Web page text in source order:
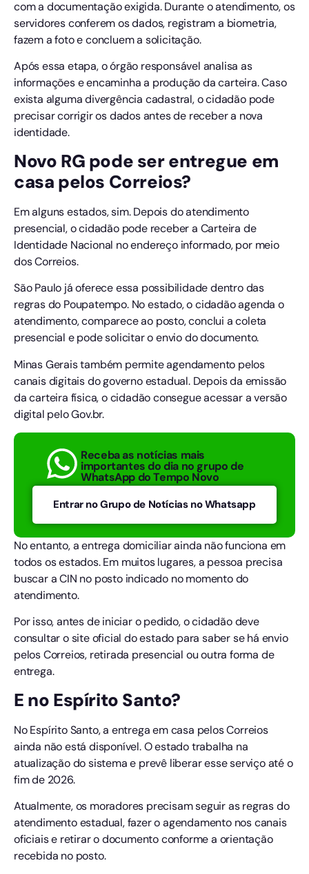
com a documentação exigida. Durante o atendimento, os
servidores conferem os dados, registram a biometria,
fazem a foto e concluem a solicitação.
Após essa etapa, o órgão responsável analisa as
informações e encaminha a produção da carteira. Caso
exista alguma divergência cadastral, o cidadão pode
precisar corrigir os dados antes de receber a nova
identidade.
Novo RG pode ser entregue em
casa pelos Correios?
Em alguns estados, sim. Depois do atendimento
presencial, o cidadão pode receber a Carteira de
Identidade Nacional no endereço informado, por meio
dos Correios.
São Paulo já oferece essa possibilidade dentro das
regras do Poupatempo. No estado, o cidadão agenda o
atendimento, comparece ao posto, conclui a coleta
presencial e pode solicitar o envio do documento.
Minas Gerais também permite agendamento pelos
canais digitais do governo estadual. Depois da emissão
da carteira física, o cidadão consegue acessar a versão
digital pelo Gov.br.
Receba as notícias mais
importantes do dia no grupo de
WhatsApp do Tempo Novo
Entrar no Grupo de Notícias no Whatsapp
No entanto, a entrega domiciliar ainda não funciona em
todos os estados. Em muitos lugares, a pessoa precisa
buscar a CIN no posto indicado no momento do
atendimento.
Por isso, antes de iniciar o pedido, o cidadão deve
consultar o site oficial do estado para saber se há envio
pelos Correios, retirada presencial ou outra forma de
entrega.
E no Espírito Santo?
No Espírito Santo, a entrega em casa pelos Correios
ainda não está disponível. O estado trabalha na
atualização do sistema e prevê liberar esse serviço até o
fim de 2026.
Atualmente, os moradores precisam seguir as regras do
atendimento estadual, fazer o agendamento nos canais
oficiais e retirar o documento conforme a orientação
recebida no posto.